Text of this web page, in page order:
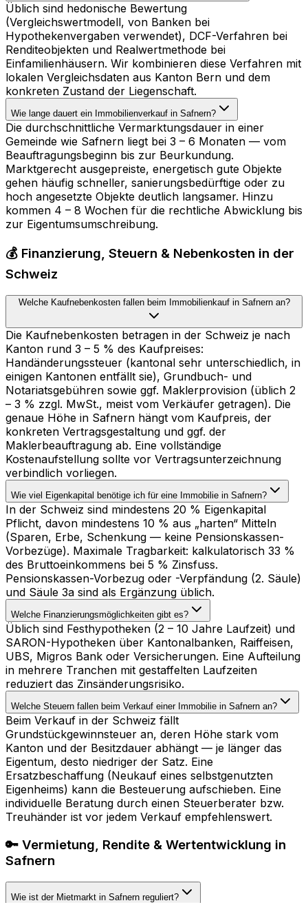
Üblich sind hedonische Bewertung
(Vergleichswertmodell, von Banken bei
Hypothekenvergaben verwendet), DCF-Verfahren bei
Renditeobjekten und Realwertmethode bei
Einfamilienhäusern. Wir kombinieren diese Verfahren mit
lokalen Vergleichsdaten aus Kanton Bern und dem
konkreten Zustand der Liegenschaft.
Wie lange dauert ein Immobilienverkauf in Safnern?
Die durchschnittliche Vermarktungsdauer in einer
Gemeinde wie Safnern liegt bei 3 – 6 Monaten — vom
Beauftragungsbeginn bis zur Beurkundung.
Marktgerecht ausgepreiste, energetisch gute Objekte
gehen häufig schneller, sanierungsbedürftige oder zu
hoch angesetzte Objekte deutlich langsamer. Hinzu
kommen 4 – 8 Wochen für die rechtliche Abwicklung bis
zur Eigentumsumschreibung.
💰 Finanzierung, Steuern & Nebenkosten in der
Schweiz
Welche Kaufnebenkosten fallen beim Immobilienkauf in Safnern an?
Die Kaufnebenkosten betragen in der Schweiz je nach
Kanton rund 3 – 5 % des Kaufpreises:
Handänderungssteuer (kantonal sehr unterschiedlich, in
einigen Kantonen entfällt sie), Grundbuch- und
Notariatsgebühren sowie ggf. Maklerprovision (üblich 2
– 3 % zzgl. MwSt., meist vom Verkäufer getragen). Die
genaue Höhe in Safnern hängt vom Kaufpreis, der
konkreten Vertragsgestaltung und ggf. der
Maklerbeauftragung ab. Eine vollständige
Kostenaufstellung sollte vor Vertragsunterzeichnung
verbindlich vorliegen.
Wie viel Eigenkapital benötige ich für eine Immobilie in Safnern?
In der Schweiz sind mindestens 20 % Eigenkapital
Pflicht, davon mindestens 10 % aus „harten“ Mitteln
(Sparen, Erbe, Schenkung — keine Pensionskassen-
Vorbezüge). Maximale Tragbarkeit: kalkulatorisch 33 %
des Bruttoeinkommens bei 5 % Zinsfuss.
Pensionskassen-Vorbezug oder -Verpfändung (2. Säule)
und Säule 3a sind als Ergänzung üblich.
Welche Finanzierungsmöglichkeiten gibt es?
Üblich sind Festhypotheken (2 – 10 Jahre Laufzeit) und
SARON-Hypotheken über Kantonalbanken, Raiffeisen,
UBS, Migros Bank oder Versicherungen. Eine Aufteilung
in mehrere Tranchen mit gestaffelten Laufzeiten
reduziert das Zinsänderungsrisiko.
Welche Steuern fallen beim Verkauf einer Immobilie in Safnern an?
Beim Verkauf in der Schweiz fällt
Grundstückgewinnsteuer an, deren Höhe stark vom
Kanton und der Besitzdauer abhängt — je länger das
Eigentum, desto niedriger der Satz. Eine
Ersatzbeschaffung (Neukauf eines selbstgenutzten
Eigenheims) kann die Besteuerung aufschieben. Eine
individuelle Beratung durch einen Steuerberater bzw.
Treuhänder ist vor jedem Verkauf empfehlenswert.
🔑 Vermietung, Rendite & Wertentwicklung in
Safnern
Wie ist der Mietmarkt in Safnern reguliert?